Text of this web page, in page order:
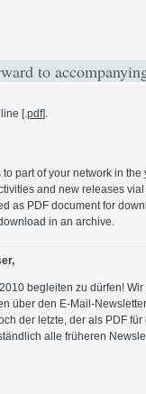
to
[.pdf].
to part of your network in
and new releases
as PDF document for
in an archive.
begleiten zu dürfen!
über den E-Mail-
der letzte, der als PDF
alle früheren